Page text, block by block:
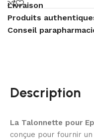
Livraison
Produits
Conseil
Description
La Talonnette pour
conçue pour fournir